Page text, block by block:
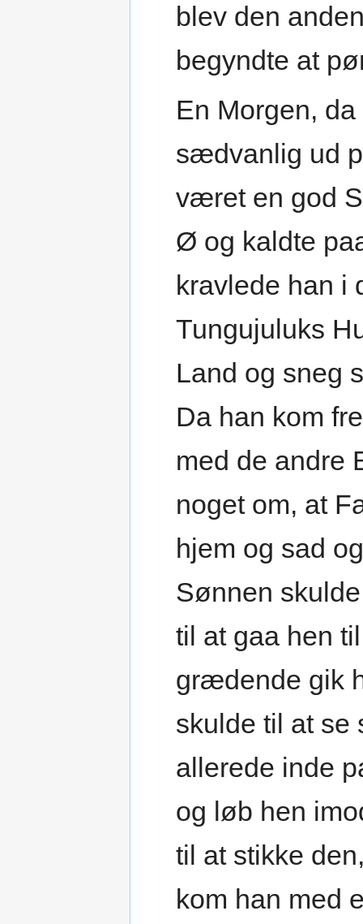
blev den
begyndte at
En Morgen,
sædvanlig ud
været en god
Ø og kaldte
kravlede han i
Tungujuluks
Land og sneg
Da han kom
med de andre
noget om, at
hjem og sad
Sønnen
til at gaa hen
grædende gik
skulde til at se
allerede inde
og løb hen
til at stikke
kom han med